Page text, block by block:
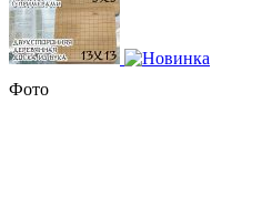
Фото